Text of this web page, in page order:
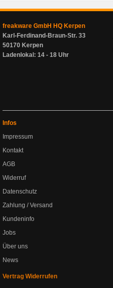
freakware GmbH HQ Kerpen
Karl-Ferdinand-Braun-Str. 33
50170 Kerpen
Ladenlokal: 14 - 18 Uhr
Infos
Impressum
Kontakt
AGB
Widerruf
Datenschutz
Zahlung / Versand
Kundeninfo
Jobs
Über uns
News
Vertrag Widerrufen